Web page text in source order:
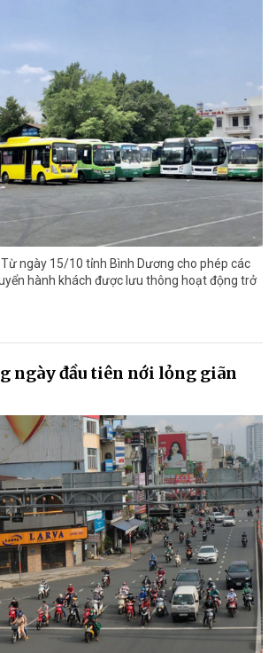
ngày 15/10 tỉnh Bình Dương cho phép các
hành khách được lưu thông hoạt động trở
ngày đầu tiên nới lỏng giãn